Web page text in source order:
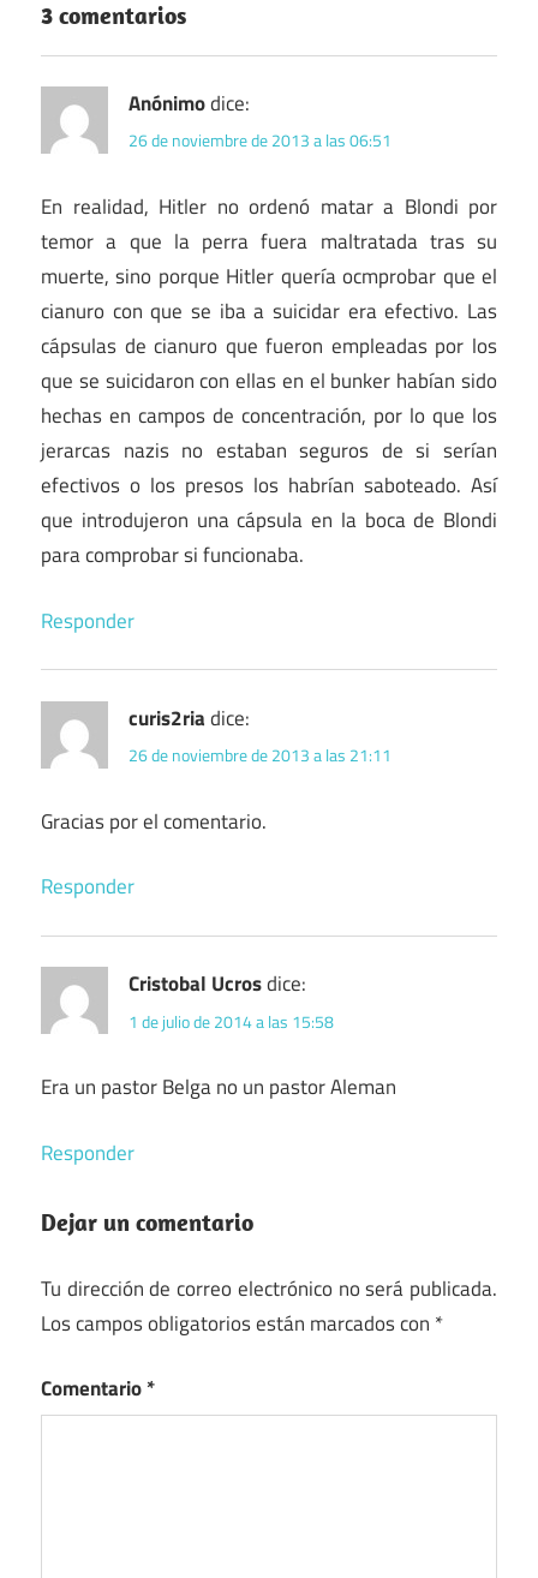
3 comentarios
Anónimodice:
26 de noviembre de 2013 a las 06:51
En realidad, Hitler no ordenó matar a Blondi por
temor a que la perra fuera maltratada tras su
muerte, sino porque Hitler quería ocmprobar que el
cianuro con que se iba a suicidar era efectivo. Las
cápsulas de cianuro que fueron empleadas por los
que se suicidaron con ellas en el bunker habían sido
hechas en campos de concentración, por lo que los
jerarcas nazis no estaban seguros de si serían
efectivos o los presos los habrían saboteado. Así
que introdujeron una cápsula en la boca de Blondi
para comprobar si funcionaba.
Responder
curis2riadice:
26 de noviembre de 2013 a las 21:11
Gracias por el comentario.
Responder
Cristobal Ucrosdice:
1 de julio de 2014 a las 15:58
Era un pastor Belga no un pastor Aleman
Responder
Dejar un comentario
Tu dirección de correo electrónico no será publicada.
Los campos obligatorios están marcados con *
Comentario*